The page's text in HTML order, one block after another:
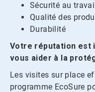
Sécurité au
Qualité des
Durabilité
Votre réputation est
vous aider à la
Les visites sur place
programme EcoSure